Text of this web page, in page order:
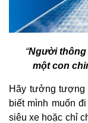
“Người thông
một con
Hãy tưởng tượng
biết mình muốn
siêu xe hoặc chỉ